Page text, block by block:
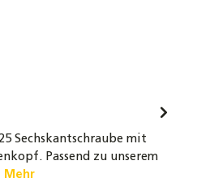
Sechskantschraube mit
Passend zu unserem
Mehr